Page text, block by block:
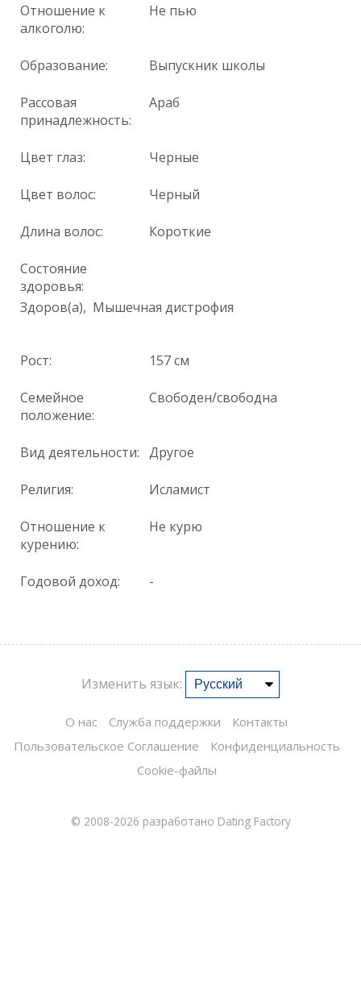
Отношение к
алкоголю:
Не пью
Образование: Выпускник школы
Рассовая
принадлежность:
Араб
Цвет глаз: Черные
Цвет волос: Черный
Длина волос: Короткие
Состояние
здоровья:
Здоров(а), Мышечная дистрофия
Рост: 157 см
Семейное
положение:
Свободен/свободна
Вид деятельности: Другое
Религия: Исламист
Отношение к
курению:
Не курю
Годовой доход: -
Изменить язык:
О нас Служба поддержки
Контакты
Пользовательское Соглашение
Конфиденциальность
Cookie-файлы
© 2008-2026 разработано Dating Factory